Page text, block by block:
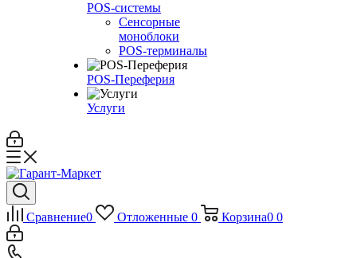
POS-системы
Сенсорные
моноблоки
POS-терминалы
POS-Переферия
Услуги
Сравнение0 Отложенные 0 Корзина0 0